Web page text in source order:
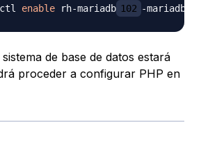
enable rh-mariadb 102
de base de datos estará
proceder a configurar PHP en